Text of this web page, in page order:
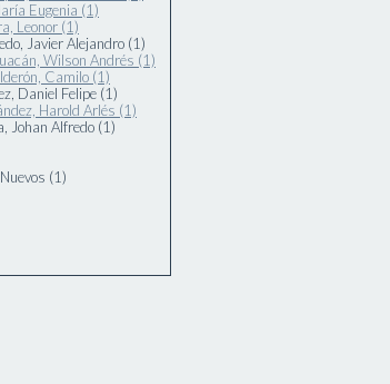
Eugenia (1)
Leonor (1)
Javier Alejandro (1)
Wilson Andrés (1)
Camilo (1)
Daniel Felipe (1)
Harold Arlés (1)
Johan Alfredo (1)
(1)